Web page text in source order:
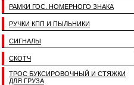
РАМКИ ГОС. НОМЕРНОГО ЗНАКА
РУЧКИ КПП И ПЫЛЬНИКИ
СИГНАЛЫ
СКОТЧ
ТРОС БУКСИРОВОЧНЫЙ И СТЯЖКИ
ДЛЯ ГРУЗА